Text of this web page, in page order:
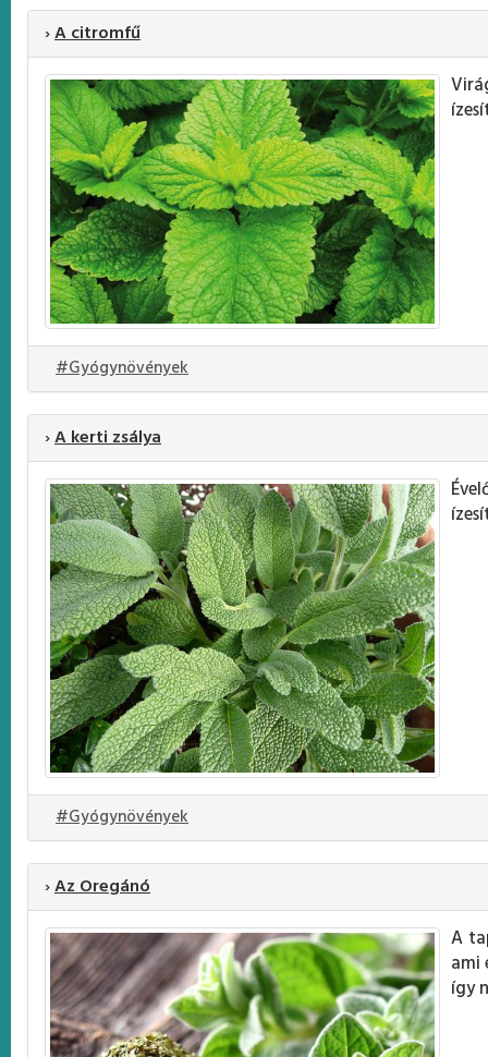
›A citromfű
#Gyógynövények
›A kerti zsálya
#Gyógynövények
›Az Oregánó
A
ami
így